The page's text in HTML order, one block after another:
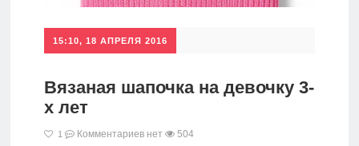
15:10, 18 АПРЕЛЯ 2016
Вязаная шапочка на девочку 3-
х лет
1 Комментариев нет 504